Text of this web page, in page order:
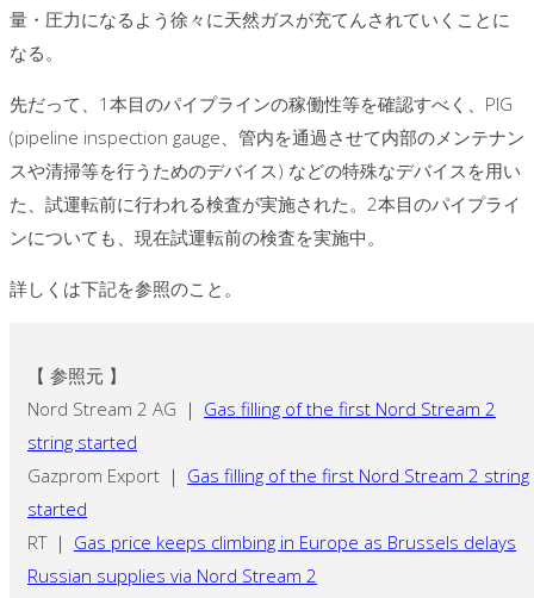
量・圧力になるよう徐々に天然ガスが充てんされていくことに
なる。
先だって、1本目のパイプラインの稼働性等を確認すべく、PIG
(pipeline inspection gauge、管内を通過させて内部のメンテナン
スや清掃等を行うためのデバイス) などの特殊なデバイスを用い
た、試運転前に行われる検査が実施された。2本目のパイプライ
ンについても、現在試運転前の検査を実施中。
詳しくは下記を参照のこと。
【 参照元 】
Nord Stream 2 AG ｜ Gas filling of the first Nord Stream 2
string started
Gazprom Export ｜ Gas filling of the first Nord Stream 2 string
started
RT ｜ Gas price keeps climbing in Europe as Brussels delays
Russian supplies via Nord Stream 2